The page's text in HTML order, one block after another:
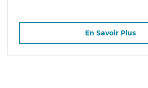
En Savoir Plus